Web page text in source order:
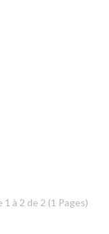
à 2 de 2 (1 Pages)